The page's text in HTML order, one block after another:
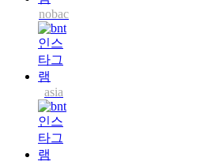
nobac
asia